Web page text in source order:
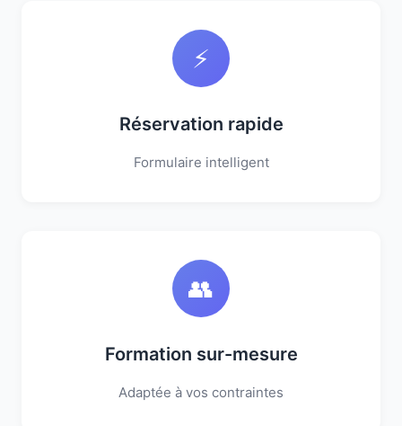
⚡
Réservation rapide
Formulaire intelligent
👥
Formation sur-mesure
Adaptée à vos contraintes